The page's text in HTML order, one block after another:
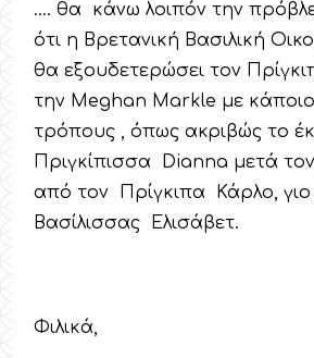
…. θα κάνω λοιπόν την
ότι η Βρετανική Βασιλική
θα εξουδετερώσει τον
την Meghan Markle με
τρόπους , όπως ακριβώς το
Πριγκίπισσα Dianna μετά
από τον Πρίγκιπα Κάρλο, γιο
Βασίλισσας Ελισάβετ.
Φιλικά,